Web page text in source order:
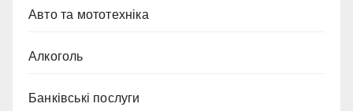
Авто та мототехніка
Алкоголь
Банківські послуги